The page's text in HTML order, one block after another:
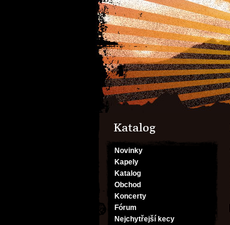
Katalog
Novinky
Kapely
Katalog
Obchod
Koncerty
Fórum
Nejchytřejší kecy